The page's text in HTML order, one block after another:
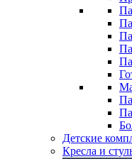
Детские
Кресла и